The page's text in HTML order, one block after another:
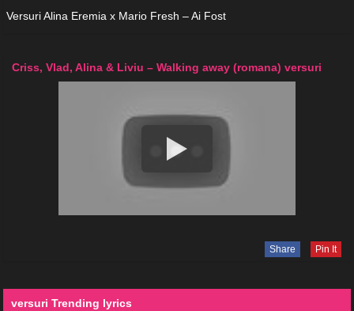
Versuri Alina Eremia x Mario Fresh – Ai Fost
Criss, Vlad, Alina & Liviu – Walking away (romana) versuri
Share Pin It
versuri Trending lyrics